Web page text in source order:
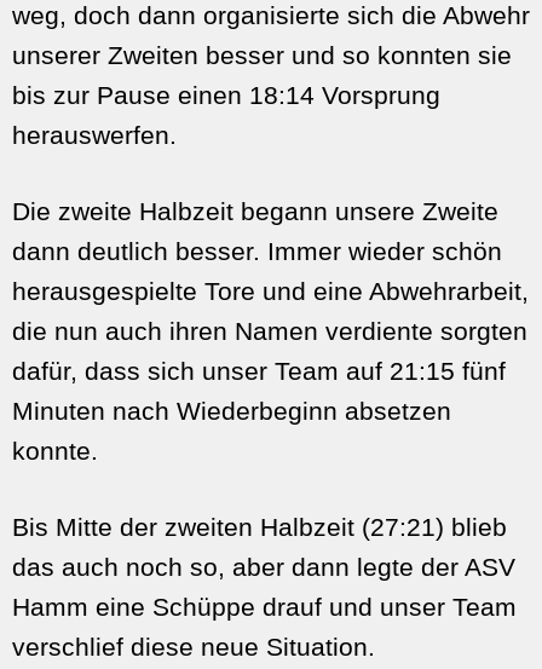
weg, doch dann organisierte sich die Abwehr
unserer Zweiten besser und so konnten sie
bis zur Pause einen 18:14 Vorsprung
herauswerfen.
Die zweite Halbzeit begann unsere Zweite
dann deutlich besser. Immer wieder schön
herausgespielte Tore und eine Abwehrarbeit,
die nun auch ihren Namen verdiente sorgten
dafür, dass sich unser Team auf 21:15 fünf
Minuten nach Wiederbeginn absetzen
konnte.
Bis Mitte der zweiten Halbzeit (27:21) blieb
das auch noch so, aber dann legte der ASV
Hamm eine Schüppe drauf und unser Team
verschlief diese neue Situation.